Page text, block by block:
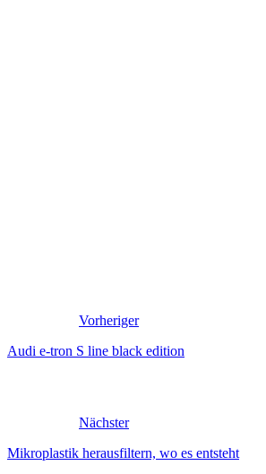
Vorheriger
Audi e-tron S line black edition
Nächster
Mikroplastik herausfiltern, wo es entsteht